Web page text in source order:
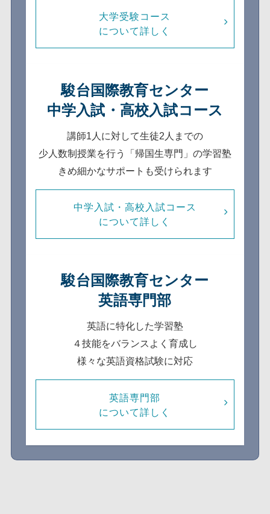
大学受験コース
について詳しく
駿台国際教育センター
中学入試・高校入試コース
講師1人に対して生徒2人までの
少人数制授業を行う「帰国生専門」の学習塾
きめ細かなサポートも受けられます
中学入試・高校入試コース
について詳しく
駿台国際教育センター
英語専門部
英語に特化した学習塾
４技能をバランスよく育成し
様々な英語資格試験に対応
英語専門部
について詳しく